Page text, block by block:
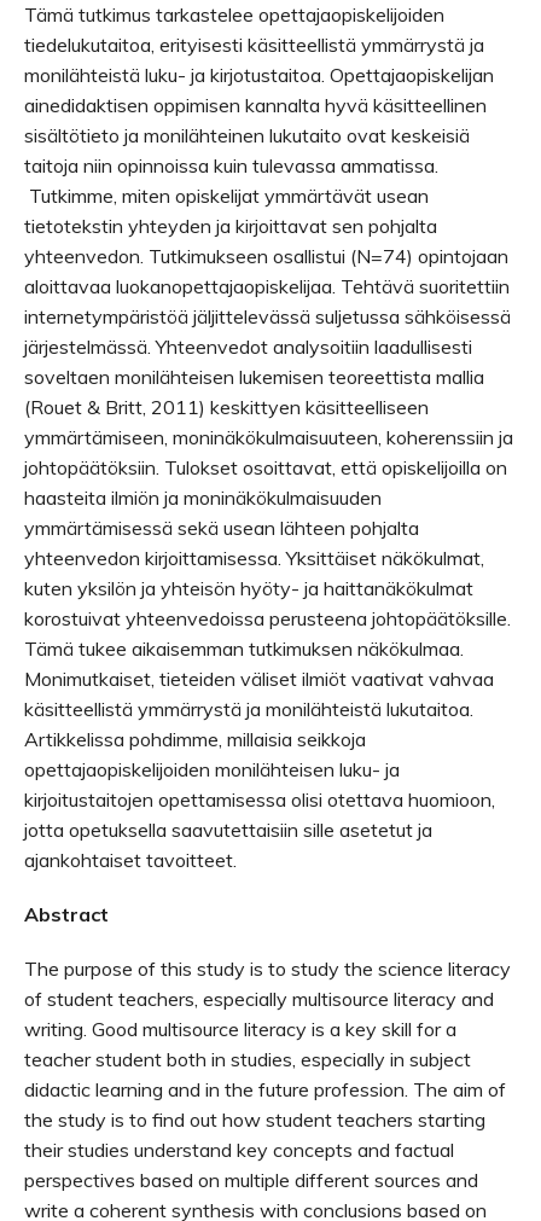
Tämä tutkimus tarkastelee opettajaopiskelijoiden
tiedelukutaitoa, erityisesti käsitteellistä ymmärrystä ja
monilähteistä luku- ja kirjotustaitoa. Opettajaopiskelijan
ainedidaktisen oppimisen kannalta hyvä käsitteellinen
sisältötieto ja monilähteinen lukutaito ovat keskeisiä
taitoja niin opinnoissa kuin tulevassa ammatissa.
Tutkimme, miten opiskelijat ymmärtävät usean
tietotekstin yhteyden ja kirjoittavat sen pohjalta
yhteenvedon. Tutkimukseen osallistui (N=74) opintojaan
aloittavaa luokanopettajaopiskelijaa. Tehtävä suoritettiin
internetympäristöä jäljittelevässä suljetussa sähköisessä
järjestelmässä. Yhteenvedot analysoitiin laadullisesti
soveltaen monilähteisen lukemisen teoreettista mallia
(Rouet & Britt, 2011) keskittyen käsitteelliseen
ymmärtämiseen, moninäkökulmaisuuteen, koherenssiin ja
johtopäätöksiin. Tulokset osoittavat, että opiskelijoilla on
haasteita ilmiön ja moninäkökulmaisuuden
ymmärtämisessä sekä usean lähteen pohjalta
yhteenvedon kirjoittamisessa. Yksittäiset näkökulmat,
kuten yksilön ja yhteisön hyöty- ja haittanäkökulmat
korostuivat yhteenvedoissa perusteena johtopäätöksille.
Tämä tukee aikaisemman tutkimuksen näkökulmaa.
Monimutkaiset, tieteiden väliset ilmiöt vaativat vahvaa
käsitteellistä ymmärrystä ja monilähteistä lukutaitoa.
Artikkelissa pohdimme, millaisia seikkoja
opettajaopiskelijoiden monilähteisen luku- ja
kirjoitustaitojen opettamisessa olisi otettava huomioon,
jotta opetuksella saavutettaisiin sille asetetut ja
ajankohtaiset tavoitteet.
Abstract
The purpose of this study is to study the science literacy
of student teachers, especially multisource literacy and
writing. Good multisource literacy is a key skill for a
teacher student both in studies, especially in subject
didactic learning and in the future profession. The aim of
the study is to find out how student teachers starting
their studies understand key concepts and factual
perspectives based on multiple different sources and
write a coherent synthesis with conclusions based on